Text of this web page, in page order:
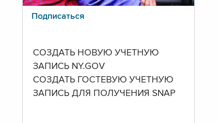
Подписаться
СОЗДАТЬ НОВУЮ УЧЕТНУЮ
ЗАПИСЬ NY.GOV
СОЗДАТЬ ГОСТЕВУЮ УЧЕТНУЮ
ЗАПИСЬ ДЛЯ ПОЛУЧЕНИЯ SNAP